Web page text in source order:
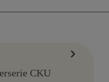
CKU